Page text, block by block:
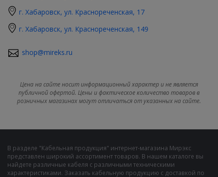
г. Хабаровск, ул. Краснореченская, 17
г. Хабаровск, ул. Краснореченская, 149
shop@mireks.ru
Цена на сайте носит информационный характер и не является
публичной офертой. Цены и фактическое количество товаров в
розничных магазинах могут отличаться от указанных на сайте.
В разделе "Кабельная продукция" интернет-магазина Мирэкс
представлен широкий ассортимент товаров. В нашем каталоге вы
найдете различные кабеля с различными техническими
характеристиками. Заказать кабельную продукцию с доставкой по